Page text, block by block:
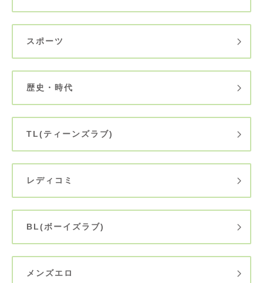
スポーツ
歴史・時代
TL(ティーンズラブ)
レディコミ
BL(ボーイズラブ)
メンズエロ